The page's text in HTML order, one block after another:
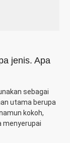
jenis. Apa
sebagai
utama berupa
kokoh,
menyerupai